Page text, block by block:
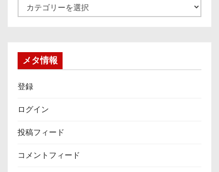
テ
メタ情報
登録
ログイン
投稿フィード
コメントフィード